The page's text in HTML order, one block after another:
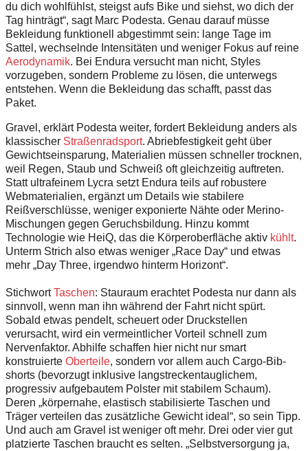
du dich wohlfühlst, steigst aufs Bike und siehst, wo dich der
Tag hinträgt“, sagt Marc Podesta. Genau darauf müsse
Bekleidung funktionell abgestimmt sein: lange Tage im
Sattel, wechselnde Intensitäten und weniger Fokus auf reine
Aerodynamik. Bei Endura versucht man nicht, Styles
vorzugeben, sondern Probleme zu lösen, die unterwegs
entstehen. Wenn die Bekleidung das schafft, passt das
Paket.
Gravel, erklärt Podesta weiter, fordert Bekleidung anders als
klassischer Straßenradsport. Abriebfestigkeit geht über
Gewichtseinsparung, Materialien müssen schneller trocknen,
weil Regen, Staub und Schweiß oft gleichzeitig auftreten.
Statt ultrafeinem Lycra setzt Endura teils auf robustere
Webmaterialien, ergänzt um Details wie stabilere
Reißverschlüsse, weniger exponierte Nähte oder Merino-
Mischungen gegen Geruchsbildung. Hinzu kommt
Technologie wie HeiQ, das die Körperoberfläche aktiv kühlt.
Unterm Strich also etwas weniger „Race Day“ und etwas
mehr „Day Three, irgendwo hinterm Horizont“.
StichwortTaschen: Stauraum erachtet Podesta nur dann als
sinnvoll, wenn man ihn während der Fahrt nicht spürt.
Sobald etwas pendelt, scheuert oder Druckstellen
verursacht, wird ein vermeintlicher Vorteil schnell zum
Nervenfaktor. Abhilfe schaffen hier nicht nur smart
konstruierte Oberteile, sondern vor allem auch Cargo-Bib­
shorts (bevorzugt inklusive langstreckentauglichem,
progressiv aufgebautem Polster mit stabilem Schaum).
Deren „körpernahe, elastisch stabilisierte Taschen und
Träger verteilen das zusätzliche Gewicht ideal“, so sein Tipp.
Und auch am Gravel ist weniger oft mehr. Drei oder vier gut
platzierte Taschen braucht es selten. „Selbstversorgung ja,